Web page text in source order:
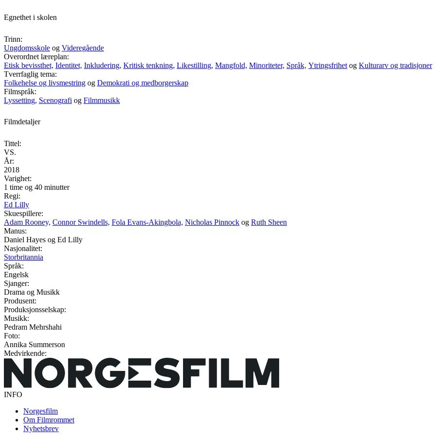
Egnethet i skolen
Trinn:
Ungdomsskole og Videregående
Overordnet læreplan:
Etisk bevissthet, Identitet, Inkludering, Kritisk tenkning, Likestilling, Mangfold, Minoriteter, Språk, Ytringsfrihet og Kulturarv og tradisjoner
Tverrfaglig tema:
Folkehelse og livsmestring og Demokrati og medborgerskap
Filmspråk:
Lyssetting, Scenografi og Filmmusikk
Filmdetaljer
Tittel:
VS.
År:
2018
Varighet:
1 time og 40 minutter
Regi:
Ed Lilly
Skuespillere:
Adam Rooney, Connor Swindells, Fola Evans-Akingbola, Nicholas Pinnock og Ruth Sheen
Manus:
Daniel Hayes og Ed Lilly
Nasjonalitet:
Storbritannia
Språk:
Engelsk
Sjanger:
Drama og Musikk
Produsent:
Produksjonsselskap:
Musikk:
Pedram Mehrshahi
Foto:
Annika Summerson
Medvirkende:
INFO
Norgesfilm
Om Filmrommet
Nyhetsbrev